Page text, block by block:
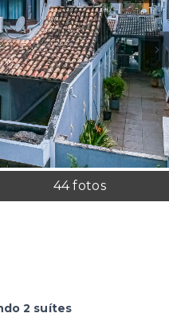
44fotos
2 suítes